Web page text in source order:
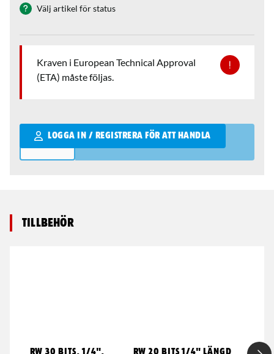
Välj artikel för status
Kraven i European Technical Approval
(ETA) måste följas.
LOGGA IN / REGISTRERA FÖR ATT HANDLA
Qantity
Tillbehör
RW 30 BITS, 1/4",
RW 20 BITS 1/4" LÄNGD
RW